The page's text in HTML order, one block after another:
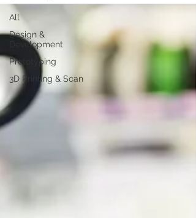
All
Design &
Development
Prototyping
3D Printing & Scan